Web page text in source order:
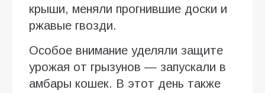
крыши, меняли прогнившие доски и
ржавые гвозди.
Особое внимание уделяли защите
урожая от грызунов — запускали в
амбары кошек. В этот день также